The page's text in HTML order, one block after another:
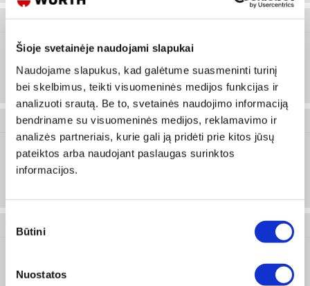
Šioje svetainėje naudojami slapukai
Naudojame slapukus, kad galėtume suasmeninti turinį
bei skelbimus, teikti visuomeninės medijos funkcijas ir
analizuoti srautą. Be to, svetainės naudojimo informaciją
bendriname su visuomeninės medijos, reklamavimo ir
analizės partneriais, kurie gali ją pridėti prie kitos jūsų
pateiktos arba naudojant paslaugas surinktos
informacijos.
pasirinkimas
Būtini
Nuostatos
0283 4 8
M4
200 vnt
Prisijungti arba registruotis
0283 4 10
M4
0283 4 12
M4 Prisijungti arba registruotis